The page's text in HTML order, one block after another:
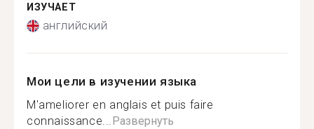
ИЗУЧАЕТ
английский
Мои цели в изучении языка
M'ameliorer en anglais et puis faire
connaissance...Развернуть